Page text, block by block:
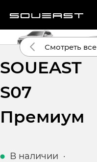
Смотреть все
SOUEAST
S07
Премиум
В наличии ·